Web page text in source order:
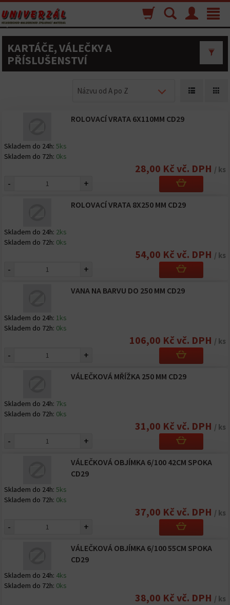
Toggle
Menu
Vyhľadávanie
Nákupný
košík
KARTÁČE, VÁLEČKY A
PŘÍSLUŠENSTVÍ
Názvu od A po Z
ROLOVACÍ VRATA 6X110MM CD29
Skladem do 24h: 5ks
Skladem do 72h: 0ks
28,00 Kč vč. DPH / ks
- +
ROLOVACÍ VRATA 8X250 MM CD29
Skladem do 24h: 2ks
Skladem do 72h: 0ks
54,00 Kč vč. DPH / ks
- +
VANA NA BARVU DO 250 MM CD29
Skladem do 24h: 1ks
Skladem do 72h: 0ks
106,00 Kč vč. DPH / ks
- +
VÁLEČKOVÁ MŘÍŽKA 250 MM CD29
Skladem do 24h: 7ks
Skladem do 72h: 0ks
31,00 Kč vč. DPH / ks
- +
VÁLEČKOVÁ OBJÍMKA 6/100 42CM SPOKA
CD29
Skladem do 24h: 5ks
Skladem do 72h: 0ks
37,00 Kč vč. DPH / ks
- +
VÁLEČKOVÁ OBJÍMKA 6/100 55CM SPOKA
CD29
Skladem do 24h: 4ks
Skladem do 72h: 0ks
38,00 Kč vč. DPH / ks